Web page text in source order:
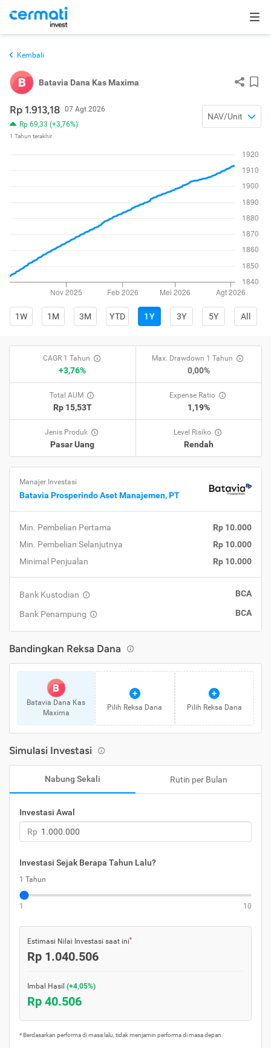
Kembali
B Batavia Dana Kas Maxima
Rp 1.913,18 07 Agt 2026
Rp 69,33 (+3,76%)
1 Tahun terakhir
NAV/Unit
1W 1M 3M YTD 1Y 3Y 5Y All
CAGR 1 Tahun
+3,76%
Max. Drawdown 1 Tahun
0,00%
Total AUM
Rp 15,53T
Expense Ratio
1,19%
Jenis Produk
Pasar Uang
Level Risiko
Rendah
Manajer Investasi
Batavia Prosperindo Aset Manajemen, PT
Min. Pembelian Pertama
Rp 10.000
Min. Pembelian Selanjutnya
Rp 10.000
Minimal Penjualan
Rp 10.000
Bank Kustodian BCA
Bank Penampung BCA
Bandingkan Reksa Dana
B
Batavia Dana Kas
Maxima
Pilih Reksa Dana Pilih Reksa Dana
Simulasi Investasi
Nabung Sekali Rutin per Bulan
Investasi Awal
Rp
Investasi Sejak Berapa Tahun Lalu?
1 Tahun
1 10
Estimasi Nilai Investasi saat ini*
Rp 1.040.506
Imbal Hasil (+4,05%)
Rp 40.506
* Berdasarkan performa di masa lalu, tidak menjamin performa di masa depan.